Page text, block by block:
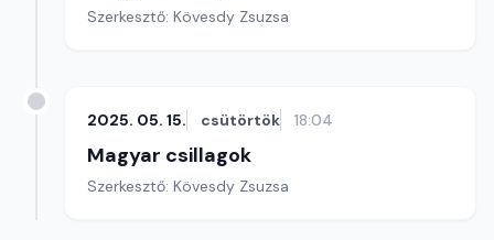
Szerkesztő: Kövesdy Zsuzsa
2025. 05. 15. csütörtök 18:04
Magyar csillagok
Szerkesztő: Kövesdy Zsuzsa